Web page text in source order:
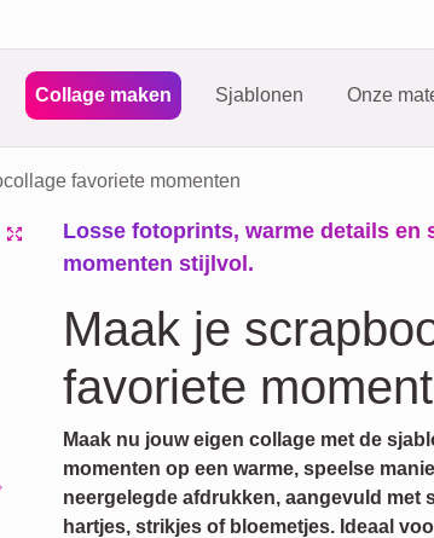
Collage maken Sjablonen Onze
favoriete momenten
Losse fotoprints, warme details en
momenten stijlvol.
Maak je
favoriete
Maak nu jouw eigen collage met de
momenten op een warme, speelse
neergelegde afdrukken, aangevuld met
hartjes, strikjes of bloemetjes. Ideaal